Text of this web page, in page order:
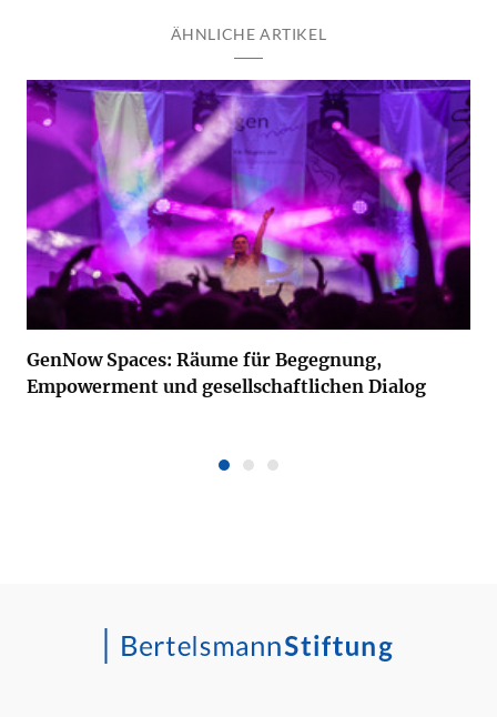
ÄHNLICHE ARTIKEL
GenNow Spaces: Räume für Begegnung,
Empowerment und gesellschaftlichen Dialog